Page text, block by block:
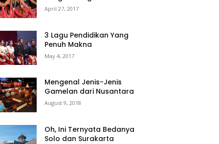
April 27, 2017
3 Lagu Pendidikan Yang
Penuh Makna
May 4, 2017
Mengenal Jenis-Jenis
Gamelan dari Nusantara
August 9, 2018
Oh, Ini Ternyata Bedanya
Solo dan Surakarta